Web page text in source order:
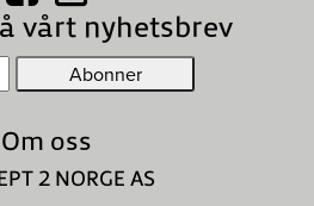
vårt nyhetsbrev
Om oss
2 NORGE AS